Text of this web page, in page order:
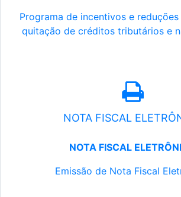
Programa de incentivos e
quitação de créditos tributários e
NOTA FISCAL
NOTA FISCAL
Emissão de Nota Fiscal